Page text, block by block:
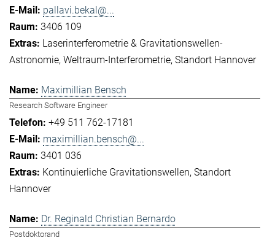
pallavi.bekal@...
3406 109
Laserinterferometrie & Gravitationswellen-
Astronomie Weltraum-Interferometrie Standort Hannover
Maximillian Bensch
Research Software Engineer
+49 511 762-17181
maximillian.bensch@...
3401 036
Kontinuierliche Gravitationswellen Standort
Hannover
Dr. Reginald Christian Bernardo
Postdoktorand